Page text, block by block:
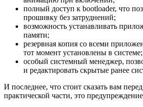
полный доступ к bootloader, что
прошивку без затруднений;
возможность устанавливать
памяти;
резервная копия со всеми
тот момент установлены в системе;
особый системный менеджер,
и редактировать скрытые ранее
И последнее, что стоит сказать вам
практической части, это